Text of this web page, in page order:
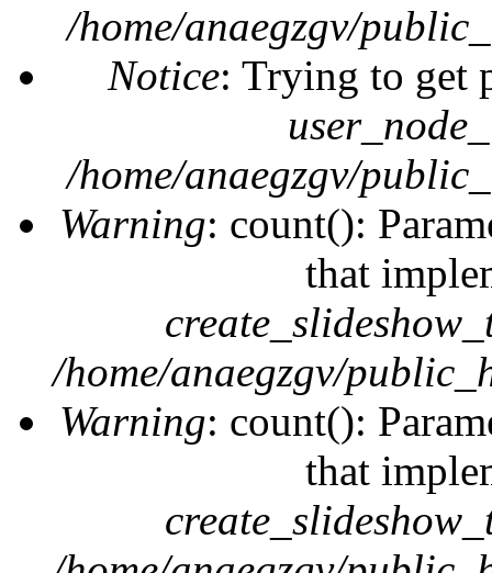
/home/anaegzgv/
Notice: Trying to get
/home/anaegzgv/
Warning: count():
that
/home/anaegzgv/
Warning: count():
that